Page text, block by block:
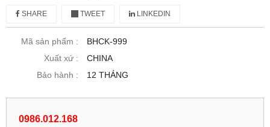
SHARE TWEET LINKEDIN
Mã sản phẩm :
BHCK-999
Xuất xứ :
CHINA
Bảo hành :
12 THÁNG
0986.012.168